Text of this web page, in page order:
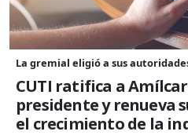
La gremial eligió a sus
CUTI ratifica a
presidente y renueva
el crecimiento de la